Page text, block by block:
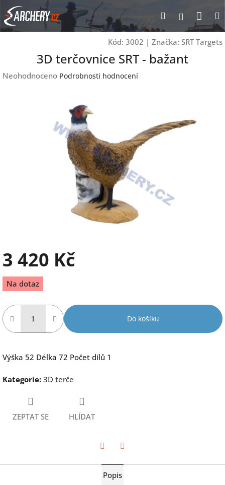
Přejít
na
obsah
Hledat
Kód: 3002 | Značka: SRT Targets
3D terčovnice SRT - bažant
Průměrné
Neohodnoceno Podrobnosti hodnocení
3 420 Kč
Měrná
cena:
Na dotaz
Do košíku
Výška 52 Délka 72 Počet dílů 1
Kategorie: 3D terče
ZEPTAT SE HLÍDAT
Popis